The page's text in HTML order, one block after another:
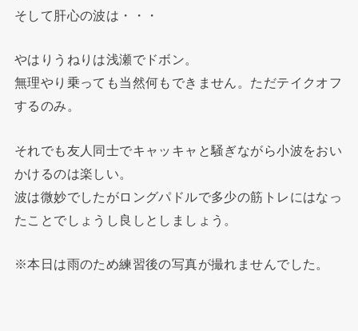
そして肝心の波は・・・
やはりうねりは浅瀬でドボン。
無理やり乗っても当然何もできません。ただテイクオフ
するのみ。
それでも友人同士でキャッキャと騒ぎながら小波をおい
かけるのは楽しい。
波は微妙でしたがロングパドルで多少の筋トレにはなっ
たことでしょうし良しとしましょう。
※本日は雨のため練習後の写真が撮れませんでした。